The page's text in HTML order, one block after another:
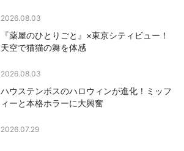
2026.08.03
『薬屋のひとりごと』×東京シティビュー！
天空で猫猫の舞を体感
2026.08.03
ハウステンボスのハロウィンが進化！ミッフ
ィーと本格ホラーに大興奮
2026.07.29